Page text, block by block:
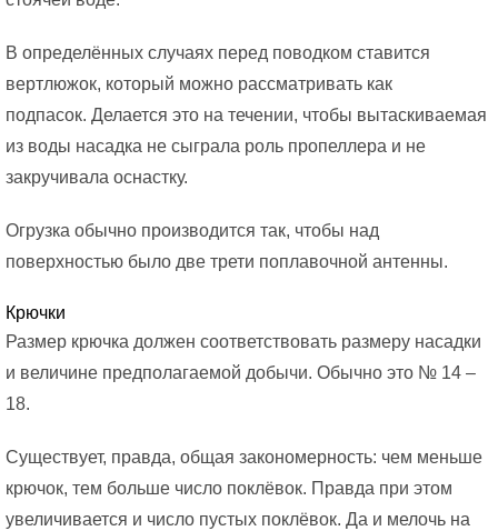
В определённых случаях перед поводком ставится
вертлюжок, который можно рассматривать как
подпасок. Делается это на течении, чтобы вытаскиваемая
из воды насадка не сыграла роль пропеллера и не
закручивала оснастку.
Огрузка обычно производится так, чтобы над
поверхностью было две трети поплавочной антенны.
Крючки
Размер крючка должен соответствовать размеру насадки
и величине предполагаемой добычи. Обычно это № 14 –
18.
Существует, правда, общая закономерность: чем меньше
крючок, тем больше число поклёвок. Правда при этом
увеличивается и число пустых поклёвок. Да и мелочь на